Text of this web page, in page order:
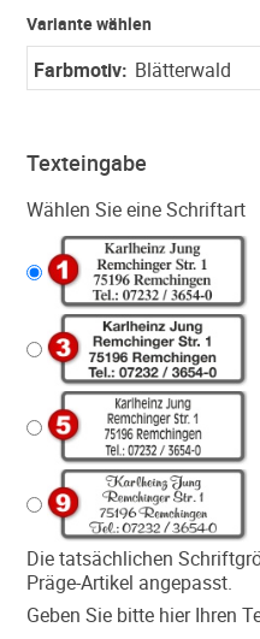
Variante wählen
Farbmotiv: Blätterwald
Texteingabe
Wählen Sie eine Schriftart
Die tatsächlichen
Präge-Artikel angepasst.
Geben Sie bitte hier Ihren